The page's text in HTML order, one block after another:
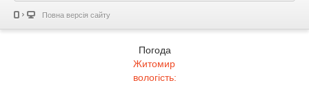
Повна версія сайту
Погода
Житомир
вологість: